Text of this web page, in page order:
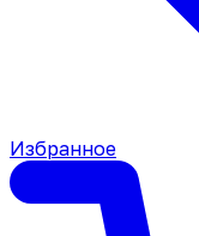
Избранное